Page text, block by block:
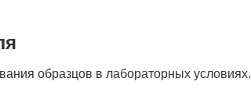
образцов в лабораторных условиях.